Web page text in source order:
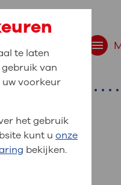
op
te laten
van
uw voorkeur
het gebruik
kunt u onze
bekijken.